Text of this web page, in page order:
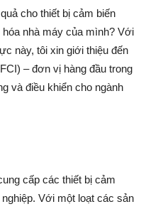
cho thiết bị cảm biến
nhà máy của mình? Với
này, tôi xin giới thiệu đến
– đơn vị hàng đầu trong
và điều khiển cho ngành
cấp các thiết bị cảm
Với một loạt các sản